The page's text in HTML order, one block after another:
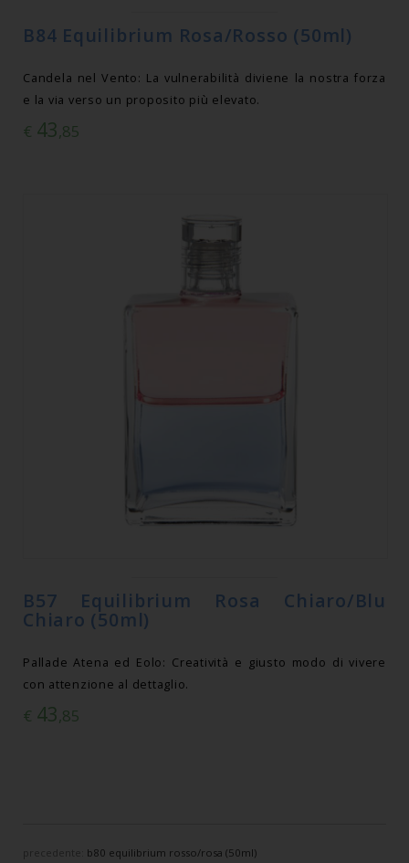
B84 Equilibrium Rosa/Rosso (50ml)
Candela nel Vento: La vulnerabilità diviene la nostra forza
e la via verso un proposito più elevato.
€ 43,85
B57 Equilibrium Rosa Chiaro/Blu
Chiaro (50ml)
Pallade Atena ed Eolo: Creatività e giusto modo di vivere
con attenzione al dettaglio.
€ 43,85
precedente: b80 equilibrium rosso/rosa (50ml)